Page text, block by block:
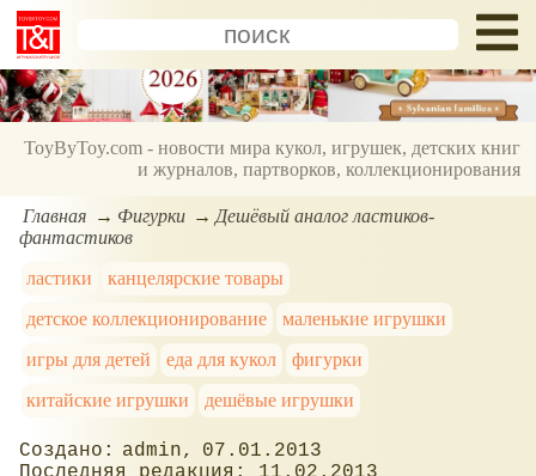
ToyByToy.com - новости мира кукол, игрушек, детских книг
и журналов, партворков, коллекционирования
Главная Фигурки
Дешёвый аналог ластиков-
фантастиков
ластики
канцелярские товары
детское коллекционирование
маленькие игрушки
игры для детей
еда для кукол
фигурки
китайские игрушки
дешёвые игрушки
admin
07.01.2013